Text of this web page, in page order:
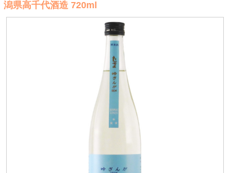
潟県高千代酒造 720ml